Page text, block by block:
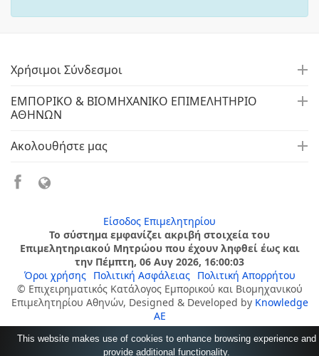
Χρήσιμοι Σύνδεσμοι
ΕΜΠΟΡΙΚΟ & ΒΙΟΜΗΧΑΝΙΚΟ ΕΠΙΜΕΛΗΤΗΡΙΟ
ΑΘΗΝΩΝ
Ακολουθήστε μας
Είσοδος Επιμελητηρίου
Το σύστημα εμφανίζει ακριβή στοιχεία του
Επιμελητηριακού Μητρώου που έχουν ληφθεί έως και
την Πέμπτη, 06 Αυγ 2026, 16:00:03
Όροι χρήσης
Πολιτική Ασφάλειας
Πολιτική Απορρήτου
© Επιχειρηματικός Κατάλογος Εμπορικού και Βιομηχανικού
Επιμελητηρίου Αθηνών, Designed & Developed by Knowledge
AE
This website makes use of cookies to enhance browsing experience and
provide additional functionality.